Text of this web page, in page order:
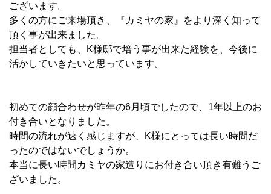
ございます。
多くの方にご来場頂き、『カミヤの家』をより深く知って
頂く事が出来ました。
担当者としても、K様邸で培う事が出来た経験を、今後に
活かしていきたいと思っています。
初めての顔合わせが昨年の6月頃でしたので、1年以上のお
付き合いとなりました。
時間の流れが速く感じますが、K様にとっては長い時間だ
ったのではないでしょうか。
本当に長い時間カミヤの家造りにお付き合い頂き有難うご
ざいました。